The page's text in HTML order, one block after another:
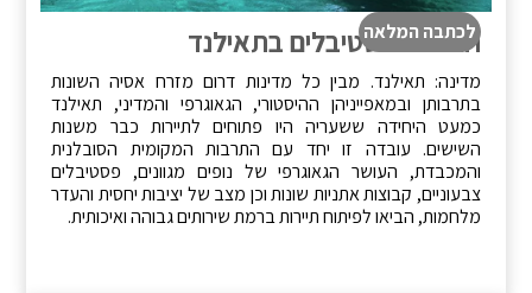
חופשה ופסטיבלים בתאילנד
מדינה: תאילנד. מבין כל מדינות דרום מזרח אסיה השונות
בתרבותן ובמאפייניהן ההיסטורי, הגאוגרפי והמדיני, תאילנד
כמעט היחידה ששעריה היו פתוחים לתיירות כבר משנות
השישים. עובדה זו יחד עם התרבות המקומית הסובלנית
והמכבדת, העושר הגאוגרפי של נופים מגוונים, פסטיבלים
צבעוניים, קבוצות אתניות שונות וכן מצב של יציבות יחסית והעדר
מלחמות, הביאו לפיתוח תיירות ברמת שירותים גבוהה ואיכותית.
לכתבה המלאה